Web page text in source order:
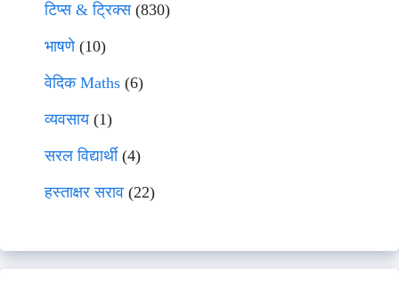
टिप्स & ट्रिक्स(830)
भाषणे(10)
वेदिक Maths (6)
व्यवसाय(1)
सरल विद्यार्थी(4)
हस्ताक्षर सराव (22)